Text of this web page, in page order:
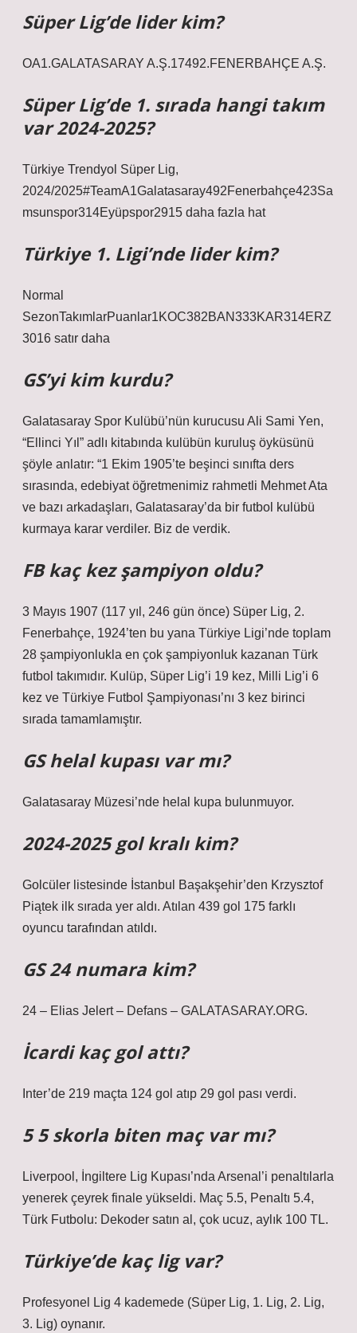
Süper Lig’de lider kim?
OA1.GALATASARAY A.Ş.17492.FENERBAHÇE A.Ş.
Süper Lig’de 1. sırada hangi takım
var 2024-2025?
Türkiye Trendyol Süper Lig,
2024/2025#TeamA1Galatasaray492Fenerbahçe423Sa
msunspor314Eyüpspor2915 daha fazla hat
Türkiye 1. Ligi’nde lider kim?
Normal
SezonTakımlarPuanlar1KOC382BAN333KAR314ERZ
3016 satır daha
GS’yi kim kurdu?
Galatasaray Spor Kulübü’nün kurucusu Ali Sami Yen,
“Ellinci Yıl” adlı kitabında kulübün kuruluş öyküsünü
şöyle anlatır: “1 Ekim 1905’te beşinci sınıfta ders
sırasında, edebiyat öğretmenimiz rahmetli Mehmet Ata
ve bazı arkadaşları, Galatasaray’da bir futbol kulübü
kurmaya karar verdiler. Biz de verdik.
FB kaç kez şampiyon oldu?
3 Mayıs 1907 (117 yıl, 246 gün önce) Süper Lig, 2.
Fenerbahçe, 1924’ten bu yana Türkiye Ligi’nde toplam
28 şampiyonlukla en çok şampiyonluk kazanan Türk
futbol takımıdır. Kulüp, Süper Lig’i 19 kez, Milli Lig’i 6
kez ve Türkiye Futbol Şampiyonası’nı 3 kez birinci
sırada tamamlamıştır.
GS helal kupası var mı?
Galatasaray Müzesi’nde helal kupa bulunmuyor.
2024-2025 gol kralı kim?
Golcüler listesinde İstanbul Başakşehir’den Krzysztof
Piątek ilk sırada yer aldı. Atılan 439 gol 175 farklı
oyuncu tarafından atıldı.
GS 24 numara kim?
24 – Elias Jelert – Defans – GALATASARAY.ORG.
İcardi kaç gol attı?
Inter’de 219 maçta 124 gol atıp 29 gol pası verdi.
5 5 skorla biten maç var mı?
Liverpool, İngiltere Lig Kupası’nda Arsenal’i penaltılarla
yenerek çeyrek finale yükseldi. Maç 5.5, Penaltı 5.4,
Türk Futbolu: Dekoder satın al, çok ucuz, aylık 100 TL.
Türkiye’de kaç lig var?
Profesyonel Lig 4 kademede (Süper Lig, 1. Lig, 2. Lig,
3. Lig) oynanır.